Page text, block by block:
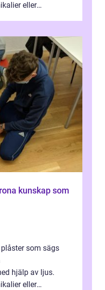
eller
som
som sägs
hjälp av ljus.
eller